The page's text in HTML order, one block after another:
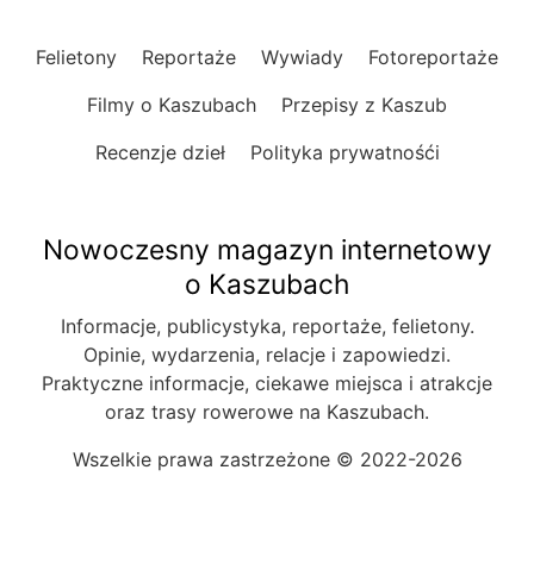
Felietony Reportaże Wywiady
Fotoreportaże
Filmy o Kaszubach
Przepisy z Kaszub
Recenzje dzieł
Polityka prywatnośći
Nowoczesny magazyn internetowy
o Kaszubach
Informacje, publicystyka, reportaże, felietony.
Opinie, wydarzenia, relacje i zapowiedzi.
Praktyczne informacje, ciekawe miejsca i atrakcje
oraz trasy rowerowe na Kaszubach.
Wszelkie prawa zastrzeżone © 2022-2026